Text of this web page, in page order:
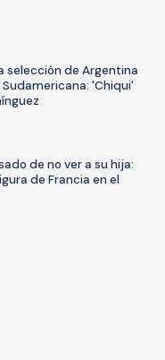
selección de Argentina
'Chiqui'
de no ver a su hija:
de Francia en el